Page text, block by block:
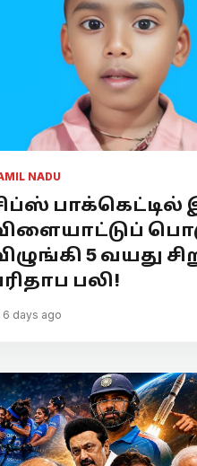
NADU
பாக்கெட்டில்
5 வயது
பலி!
6 days ago